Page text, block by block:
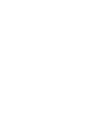
ONGELMASI?
kehittyä!